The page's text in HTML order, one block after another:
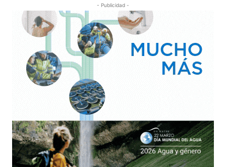
- Publicidad -